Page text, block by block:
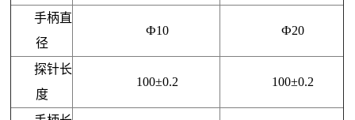
手柄直
径
Ф10 Ф20
探针长
度
100±0.2 100±0.2